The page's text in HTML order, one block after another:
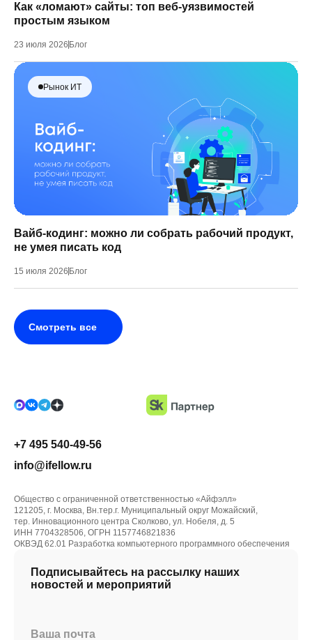
Как «ломают» сайты: топ веб-уязвимостей
простым языком
23 июля 2026 Блог
Рынок ИТ
Вайб-кодинг: можно ли собрать рабочий продукт,
не умея писать код
15 июля 2026 Блог
Смотреть все
Подписывайтесь на рассылку наших
новостей и мероприятий
Ваша почта
+7 495 540-49-56
info@ifellow.ru
Общество с ограниченной ответственностью «Айфэлл»
121205, г. Москва, Вн.тер.г. Муниципальный округ Можайский,
тер. Инновационного центра Сколково, ул. Нобеля, д. 5
ИНН 7704328506, ОГРН 1157746821836
ОКВЭД 62.01 Разработка компьютерного программного обеспечения